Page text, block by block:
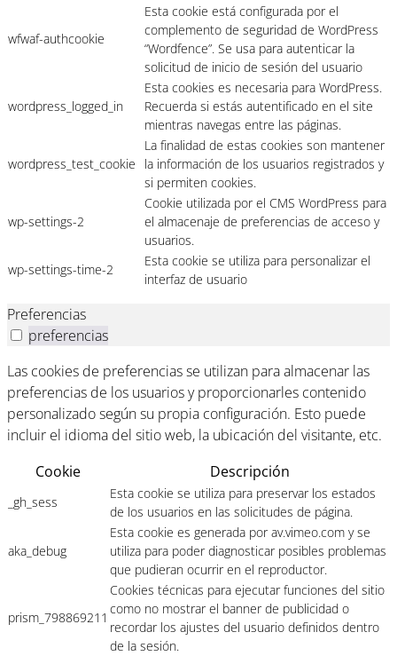
wfwaf-authcookie
Esta cookie está configurada por el
complemento de seguridad de WordPress
“Wordfence”. Se usa para autenticar la
solicitud de inicio de sesión del usuario
wordpress_logged_in
Esta cookies es necesaria para WordPress.
Recuerda si estás autentificado en el site
mientras navegas entre las páginas.
wordpress_test_cookie
La finalidad de estas cookies son mantener
la información de los usuarios registrados y
si permiten cookies.
wp-settings-2
Cookie utilizada por el CMS WordPress para
el almacenaje de preferencias de acceso y
usuarios.
wp-settings-time-2
Esta cookie se utiliza para personalizar el
interfaz de usuario
Preferencias
preferencias
Las cookies de preferencias se utilizan para almacenar las
preferencias de los usuarios y proporcionarles contenido
personalizado según su propia configuración. Esto puede
incluir el idioma del sitio web, la ubicación del visitante, etc.
Cookie
Descripción
_gh_sess
Esta cookie se utiliza para preservar los estados
de los usuarios en las solicitudes de página.
aka_debug
Esta cookie es generada por av.vimeo.com y se
utiliza para poder diagnosticar posibles problemas
que pudieran ocurrir en el reproductor.
prism_798869211
Cookies técnicas para ejecutar funciones del sitio
como no mostrar el banner de publicidad o
recordar los ajustes del usuario definidos dentro
de la sesión.